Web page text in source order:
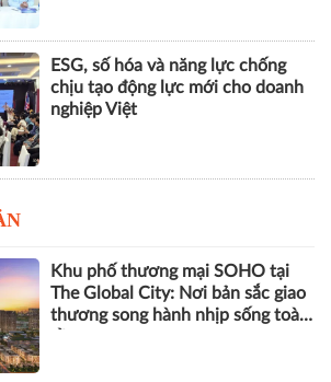
ESG, số hóa và năng lực chống
chịu tạo động lực mới cho doanh
nghiệp Việt
Khu phố thương mại SOHO tại
The Global City: Nơi bản sắc giao
thương song hành nhịp sống toàn